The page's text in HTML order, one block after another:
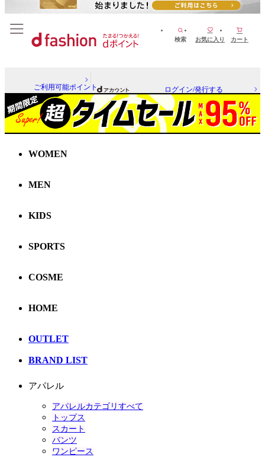
検索 お気に入り カート
ご利用可能ポイント ログイン/発行する
WOMEN
MEN
KIDS
SPORTS
COSME
HOME
OUTLET
BRAND LIST
アパレル
アパレルカテゴリすべて
トップス
スカート
パンツ
ワンピース